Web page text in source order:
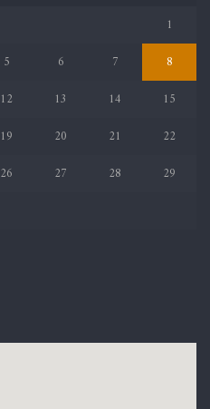
1
5 6 7
8
12 13 14
15
19 20 21
22
26 27 28
29